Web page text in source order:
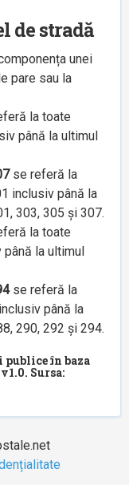
de stradă
unei
pare sau la
la toate
până la ultimul
se referă la
inclusiv până la
303, 305 și 307.
la toate
la ultimul
se referă la
până la
290, 292 și 294.
în baza
Sursa: